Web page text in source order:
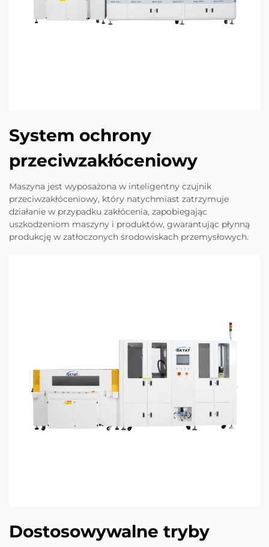
System ochrony
przeciwzakłóceniowy
Maszyna jest wyposażona w inteligentny czujnik
przeciwzakłóceniowy, który natychmiast zatrzymuje
działanie w przypadku zakłócenia, zapobiegając
uszkodzeniom maszyny i produktów, gwarantując płynną
produkcję w zatłoczonych środowiskach przemysłowych.
Dostosowywalne tryby